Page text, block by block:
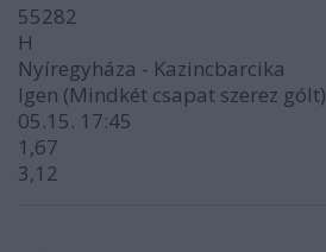
55282
H
Nyíregyháza - Kazincbarcika
Igen (Mindkét csapat szerez gólt)
05.15. 17:45
1,67
3,12